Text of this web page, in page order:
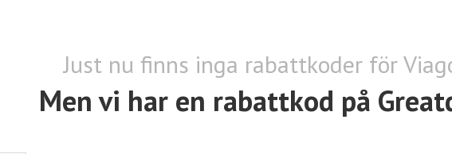
Just nu finns inga rabattkoder för
Men vi har en rabattkod på